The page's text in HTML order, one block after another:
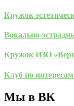
Кружок
Вокально-
Кружок ИЗО
Клуб по
Мы в ВК